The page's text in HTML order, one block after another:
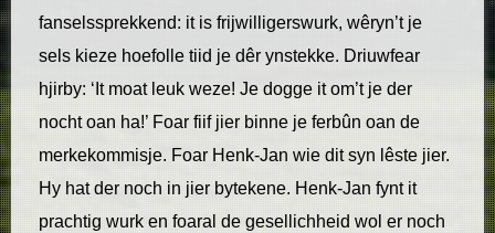
fanselssprekkend: it is frijwilligerswurk, wêryn’t je
sels kieze hoefolle tiid je dêr ynstekke. Driuwfear
hjirby: ‘It moat leuk weze! Je dogge it om’t je der
nocht oan ha!’ Foar fiif jier binne je ferbûn oan de
merkekommisje. Foar Henk-Jan wie dit syn lêste jier.
Hy hat der noch in jier bytekene. Henk-Jan fynt it
prachtig wurk en foaral de gesellichheid wol er noch